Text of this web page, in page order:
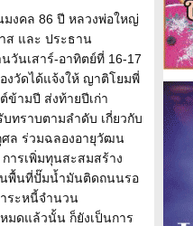
งคล 86 ปี หลวงพ่อใหญ่
ส และ ประธาน
วันเสาร์-อาทิตย์ที่ 16-17
วัดได้แจ้งให้ ญาติโยมพี่
ามปี ส่งท้ายปีเก่า
ทราบตามลำดับ เกี่ยวกับ
ศล ร่วมฉลองอายุวัฒน
ารเพิ่มทุนสะสมสร้าง
นพื้นที่ปั๊มน้ำมันติดถนนรอ
ระหนี้จำนวน
มดแล้วนั้น ก็ยังเป็นการ